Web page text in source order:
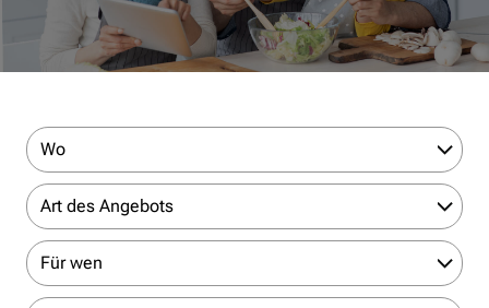
Wo
Art des Angebots
Für wen